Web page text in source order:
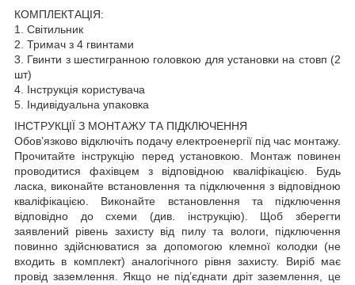
КОМПЛЕКТАЦІЯ:
1. Світильник
2. Тримач з 4 гвинтами
3. Гвинти з шестигранною головкою для установки на стовп (2
шт)
4. Інструкція користувача
5. Індивідуальна упаковка
ІНСТРУКЦІЇ З МОНТАЖУ ТА ПІДКЛЮЧЕННЯ
Обов’язково відключіть подачу електроенергії під час монтажу.
Прочитайте інструкцію перед установкою. Монтаж повинен
проводитися фахівцем з відповідною кваліфікацією. Будь
ласка, виконайте встановлення та підключення з відповідною
кваліфікацією. Виконайте встановлення та підключення
відповідно до схеми (див. інструкцію). Щоб зберегти
заявлений рівень захисту від пилу та вологи, підключення
повинно здійснюватися за допомогою клемної колодки (не
входить в комплект) аналогічного рівня захисту. Виріб має
провід заземлення. Якщо не під’єднати дріт заземлення, це